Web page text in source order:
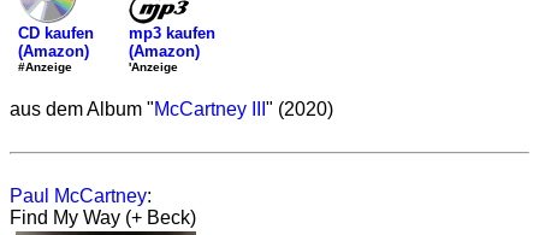
CD kaufen
(Amazon)
#Anzeige
mp3 kaufen
(Amazon)
'Anzeige
aus dem Album "McCartney III " (2020)
Paul McCartney:
Find My Way (+ Beck)